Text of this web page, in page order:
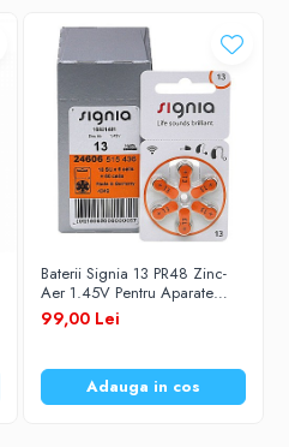
Baterii Signia 13 PR48 Zinc-
Aer 1.45V Pentru Aparate
Auditive Set 60 Baterii
99,00 Lei
Adauga in cos